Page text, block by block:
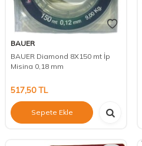
BAUER
BAUER Diamond 8X150 mt İp
Misina 0,18 mm
517,50TL
Sepete Ekle